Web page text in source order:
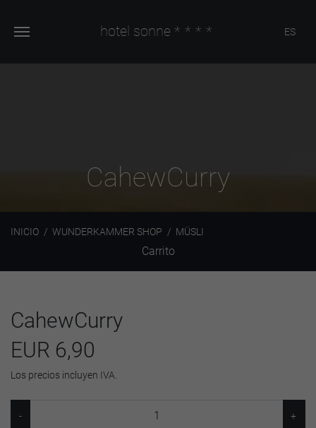
hotel sonne **** ES
CahewCurry
INICIO WUNDERKAMMER SHOP MÜSLI
Carrito
CahewCurry
EUR 6,90
Los precios incluyen IVA.